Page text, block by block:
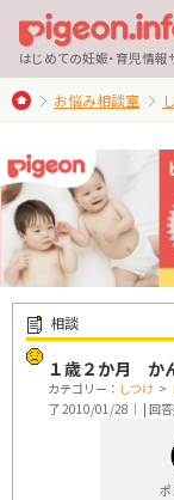
はじめての妊娠・育児情報
お悩み相談室
相談
１歳２か月 か
カテゴリー： しつけ >
了 2010/01/28｜ | 回